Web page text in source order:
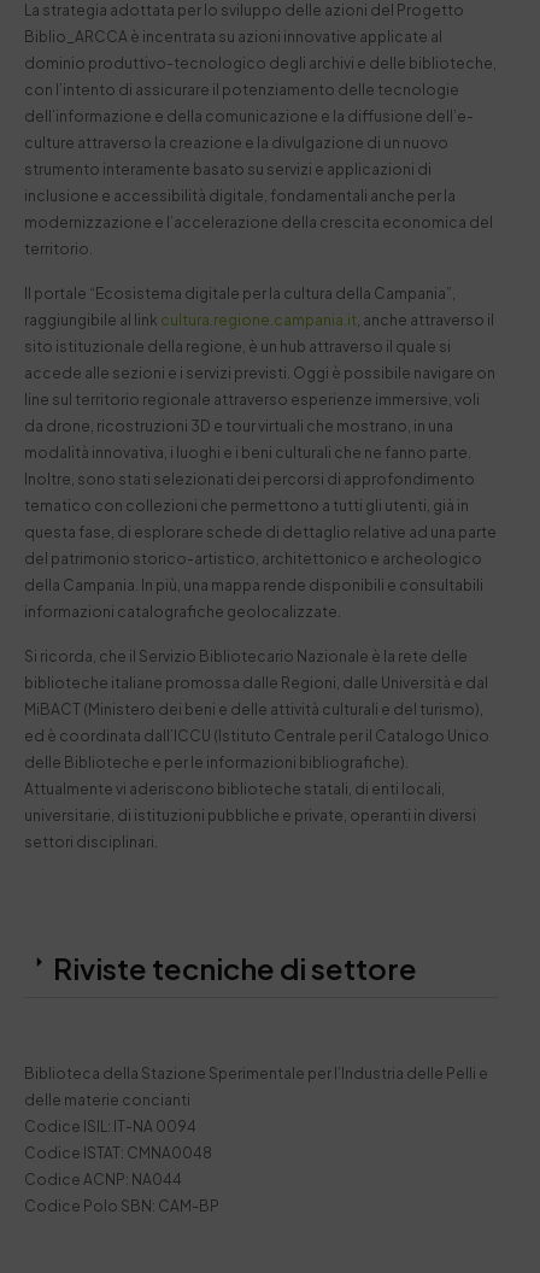
La strategia adottata per lo sviluppo delle azioni del Progetto
Biblio_ARCCA è incentrata su azioni innovative applicate al
dominio produttivo-tecnologico degli archivi e delle biblioteche,
con l’intento di assicurare il potenziamento delle tecnologie
dell’informazione e della comunicazione e la diffusione dell’e-
culture attraverso la creazione e la divulgazione di un nuovo
strumento interamente basato su servizi e applicazioni di
inclusione e accessibilità digitale, fondamentali anche per la
modernizzazione e l’accelerazione della crescita economica del
territorio.
Il portale “Ecosistema digitale per la cultura della Campania”,
raggiungibile al link cultura.regione.campania.it , anche attraverso il
sito istituzionale della regione, è un hub attraverso il quale si
accede alle sezioni e i servizi previsti. Oggi è possibile navigare on
line sul territorio regionale attraverso esperienze immersive, voli
da drone, ricostruzioni 3D e tour virtuali che mostrano, in una
modalità innovativa, i luoghi e i beni culturali che ne fanno parte.
Inoltre, sono stati selezionati dei percorsi di approfondimento
tematico con collezioni che permettono a tutti gli utenti, già in
questa fase, di esplorare schede di dettaglio relative ad una parte
del patrimonio storico-artistico, architettonico e archeologico
della Campania. In più, una mappa rende disponibili e consultabili
informazioni catalografiche geolocalizzate.
Si ricorda, che il Servizio Bibliotecario Nazionale è la rete delle
biblioteche italiane promossa dalle Regioni, dalle Università e dal
MiBACT (Ministero dei beni e delle attività culturali e del turismo),
ed è coordinata dall’ICCU (Istituto Centrale per il Catalogo Unico
delle Biblioteche e per le informazioni bibliografiche).
Attualmente vi aderiscono biblioteche statali, di enti locali,
universitarie, di istituzioni pubbliche e private, operanti in diversi
settori disciplinari.
Riviste tecniche di settore​
Biblioteca della Stazione Sperimentale per l’Industria delle Pelli e
delle materie concianti
Codice ISIL: IT-NA 0094
Codice ISTAT: CMNA0048
Codice ACNP: NA044
Codice Polo SBN: CAM-BP